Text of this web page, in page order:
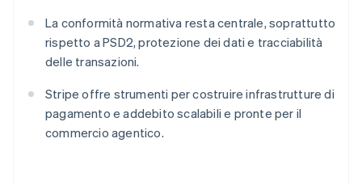
La conformità normativa resta centrale, soprattutto
rispetto a PSD2, protezione dei dati e tracciabilità
delle transazioni.
Stripe offre strumenti per costruire infrastrutture di
pagamento e addebito scalabili e pronte per il
commercio agentico.